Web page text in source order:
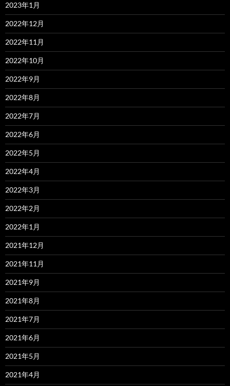
2023年1月
2022年12月
2022年11月
2022年10月
2022年9月
2022年8月
2022年7月
2022年6月
2022年5月
2022年4月
2022年3月
2022年2月
2022年1月
2021年12月
2021年11月
2021年9月
2021年8月
2021年7月
2021年6月
2021年5月
2021年4月